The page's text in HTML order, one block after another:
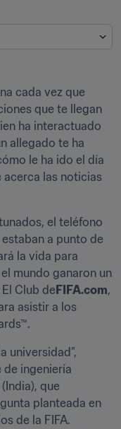
cada vez que
que te llegan
ha interactuado
allegado te ha
le ha ido el día
acerca las noticias
el teléfono
a punto de
la vida para
mundo ganaron un
Club de FIFA.com,
asistir a los
universidad”,
de ingeniería
que
planteada en
de la FIFA.